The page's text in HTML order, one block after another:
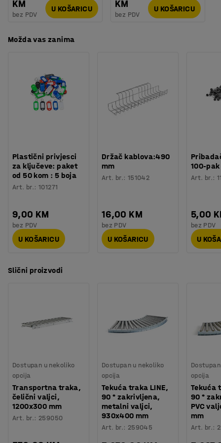
KM
bez PDV
U KOŠARICU
KM
bez PDV
U KOŠARICU
Možda vas zanima
Plastični privjesci
za ključeve: paket
od 50 kom : 5 boja
Art. br.:101271
9,00 KM
bez PDV
U KOŠARICU
Držač kablova:490
mm
Art. br.: 151042
16,00 KM
bez PDV
U KOŠARICU
100-pak
Art. br.:
5,00
bez PDV
U
Slični proizvodi
Dostupan u nekoliko
opcija
Transportna traka,
čelični valjci,
1200x300 mm
Art. br.: 259050
Dostupan u nekoliko
opcija
Tekuća traka LINE,
90 ° zakrivljena,
metalni valjci,
930x400 mm
Art. br.: 259045
opcija
Tekuća
90 °
PVC
mm
Art. br.: